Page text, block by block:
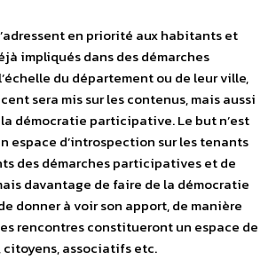
en priorité aux habitants et
impliqués dans des démarches
du département ou de leur ville,
sera mis sur les contenus, mais aussi
la démocratie participative. Le but n’est
espace d’introspection sur les tenants
des démarches participatives et de
davantage de faire de la démocratie
donner à voir son apport, de manière
rencontres constitueront un espace de
associatifs etc.